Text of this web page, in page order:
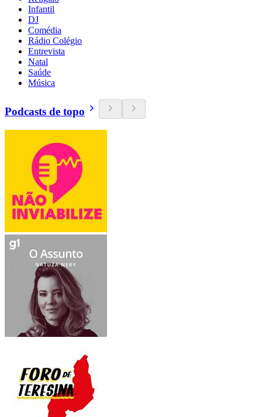
Infantil
DJ
Comédia
Rádio Colégio
Entrevista
Natal
Saúde
Música
Podcasts de topo